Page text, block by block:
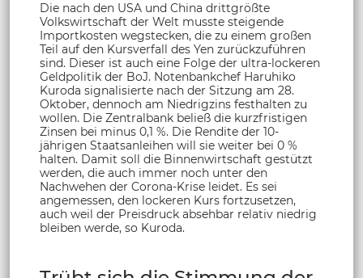
Die nach den USA und China drittgrößte
Volkswirtschaft der Welt musste steigende
Importkosten wegstecken, die zu einem großen
Teil auf den Kursverfall des Yen zurückzuführen
sind. Dieser ist auch eine Folge der ultra-lockeren
Geldpolitik der BoJ. Notenbankchef Haruhiko
Kuroda signalisierte nach der Sitzung am 28.
Oktober, dennoch am Niedrigzins festhalten zu
wollen. Die Zentralbank beließ die kurzfristigen
Zinsen bei minus 0,1 %. Die Rendite der 10-
jährigen Staatsanleihen will sie weiter bei 0 %
halten. Damit soll die Binnenwirtschaft gestützt
werden, die auch immer noch unter den
Nachwehen der Corona-Krise leidet. Es sei
angemessen, den lockeren Kurs fortzusetzen,
auch weil der Preisdruck absehbar relativ niedrig
bleiben werde, so Kuroda.